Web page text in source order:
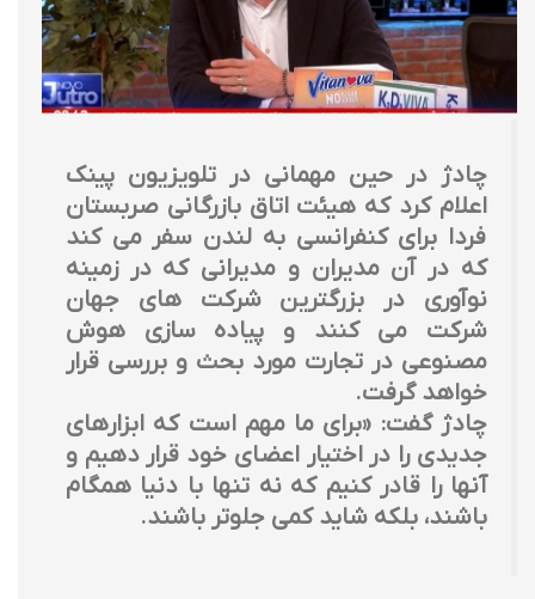
چادژ در حین مهمانی در تلویزیون پینک
اعلام کرد که هیئت اتاق بازرگانی صربستان
فردا برای کنفرانسی به لندن سفر می کند
که در آن مدیران و مدیرانی که در زمینه
نوآوری در بزرگترین شرکت های جهان
شرکت می کنند و پیاده سازی هوش
مصنوعی در تجارت مورد بحث و بررسی قرار
خواهد گرفت.
چادژ گفت: «برای ما مهم است که ابزارهای
جدیدی را در اختیار اعضای خود قرار دهیم و
آنها را قادر کنیم که نه تنها با دنیا همگام
باشند، بلکه شاید کمی جلوتر باشند.